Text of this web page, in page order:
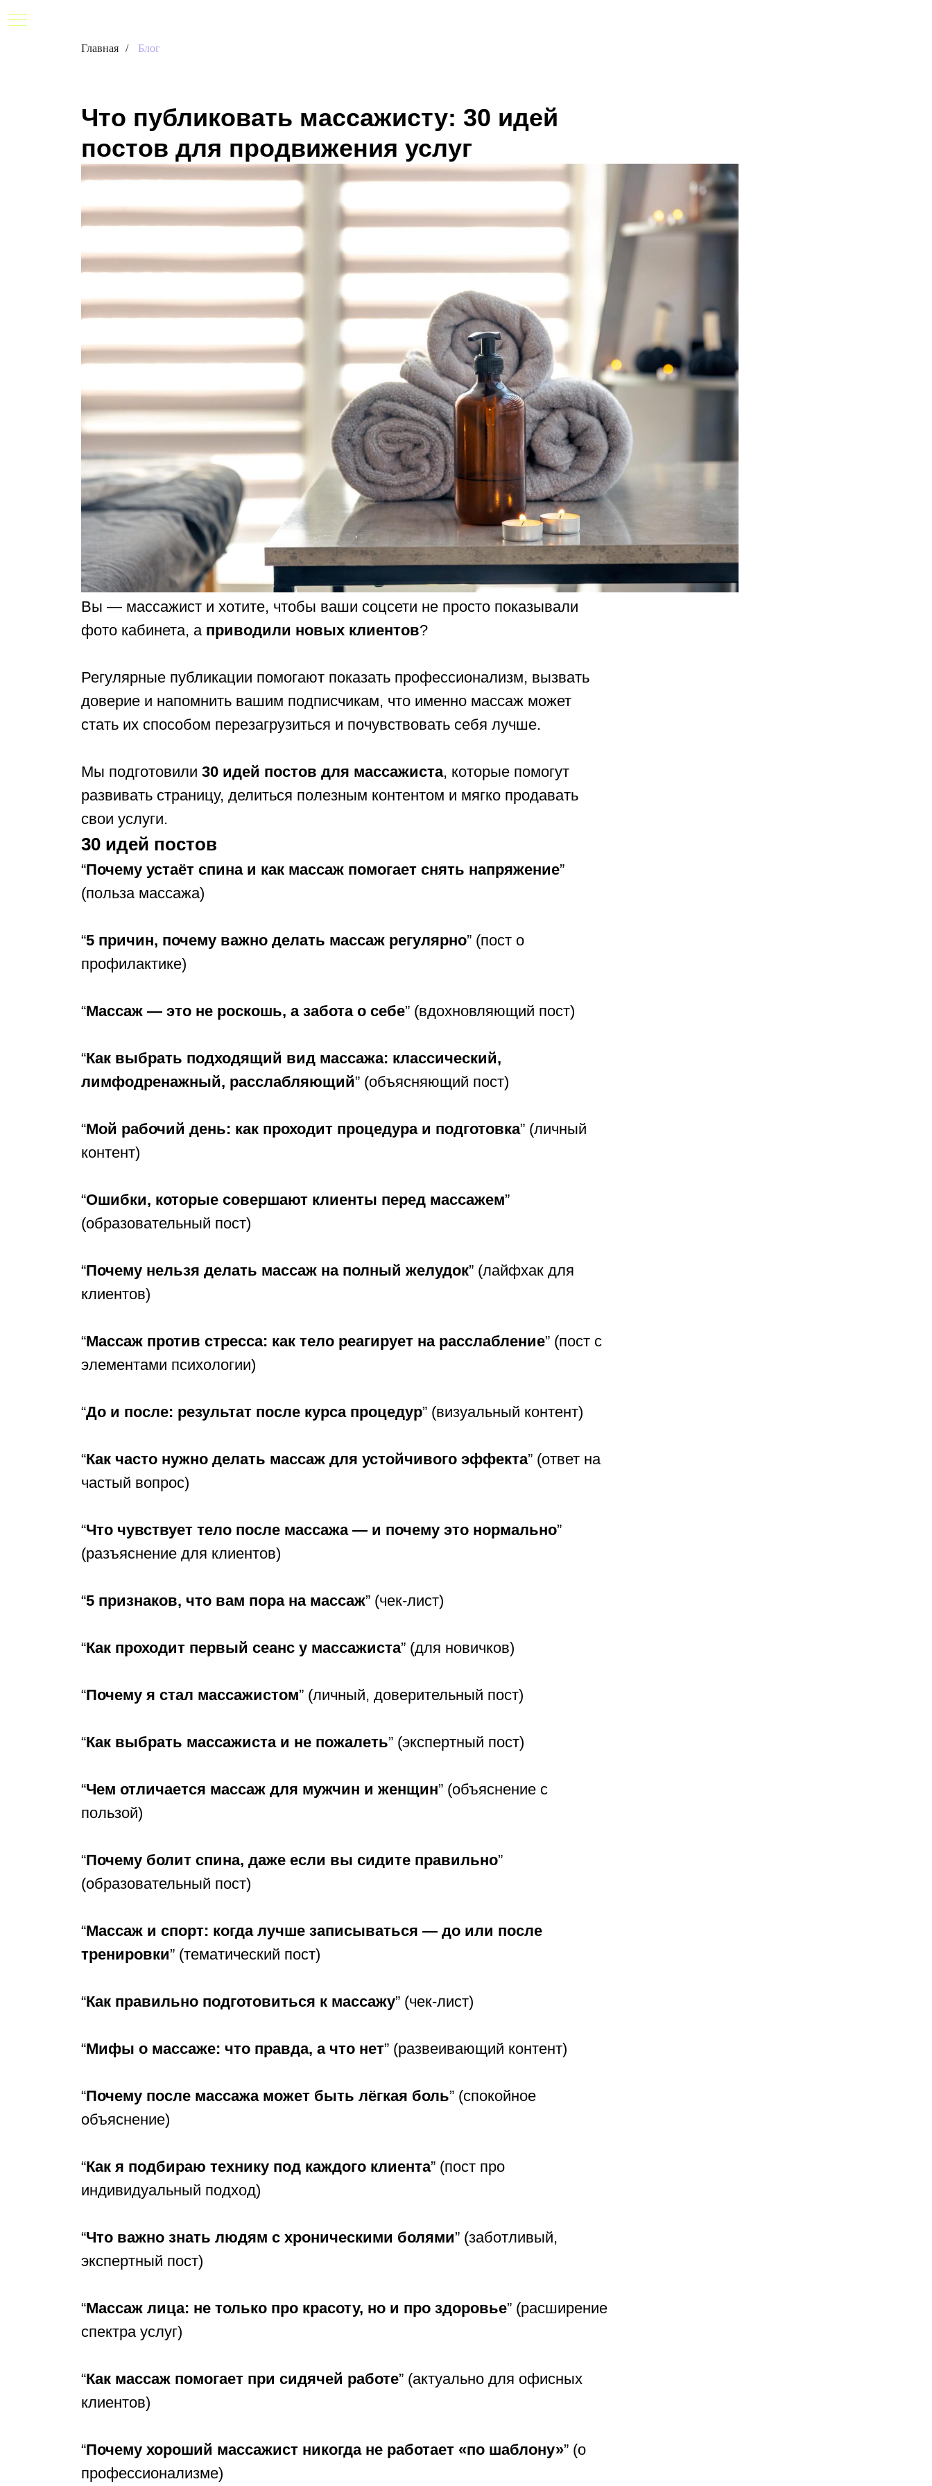
Главная / Блог
Что публиковать массажисту: 30 идей
постов для продвижения услуг
Вы — массажист и хотите, чтобы ваши соцсети не просто показывали
фото кабинета, а приводили новых клиентов?
Регулярные публикации помогают показать профессионализм, вызвать
доверие и напомнить вашим подписчикам, что именно массаж может
стать их способом перезагрузиться и почувствовать себя лучше.
Мы подготовили 30 идей постов для массажиста, которые помогут
развивать страницу, делиться полезным контентом и мягко продавать
свои услуги.
30 идей постов
“Почему устаёт спина и как массаж помогает снять напряжение”
(польза массажа)
“5 причин, почему важно делать массаж регулярно” (пост о
профилактике)
“Массаж — это не роскошь, а забота о себе” (вдохновляющий пост)
“Как выбрать подходящий вид массажа: классический,
лимфодренажный, расслабляющий” (объясняющий пост)
“Мой рабочий день: как проходит процедура и подготовка” (личный
контент)
“Ошибки, которые совершают клиенты перед массажем”
(образовательный пост)
“Почему нельзя делать массаж на полный желудок” (лайфхак для
клиентов)
“Массаж против стресса: как тело реагирует на расслабление” (пост с
элементами психологии)
“До и после: результат после курса процедур” (визуальный контент)
“Как часто нужно делать массаж для устойчивого эффекта” (ответ на
частый вопрос)
“Что чувствует тело после массажа — и почему это нормально”
(разъяснение для клиентов)
“5 признаков, что вам пора на массаж” (чек-лист)
“Как проходит первый сеанс у массажиста” (для новичков)
“Почему я стал массажистом” (личный, доверительный пост)
“Как выбрать массажиста и не пожалеть” (экспертный пост)
“Чем отличается массаж для мужчин и женщин” (объяснение с
пользой)
“Почему болит спина, даже если вы сидите правильно”
(образовательный пост)
“Массаж и спорт: когда лучше записываться — до или после
тренировки” (тематический пост)
“Как правильно подготовиться к массажу” (чек-лист)
“Мифы о массаже: что правда, а что нет” (развеивающий контент)
“Почему после массажа может быть лёгкая боль” (спокойное
объяснение)
“Как я подбираю технику под каждого клиента” (пост про
индивидуальный подход)
“Что важно знать людям с хроническими болями” (заботливый,
экспертный пост)
“Массаж лица: не только про красоту, но и про здоровье” (расширение
спектра услуг)
“Как массаж помогает при сидячей работе” (актуально для офисных
клиентов)
“Почему хороший массажист никогда не работает «по шаблону»” (о
профессионализме)